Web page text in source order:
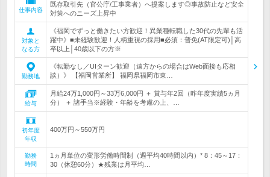
仕事内容
既存取引先（官公庁/工事業者）へ提案します◎事故防止など安全
対策へのニーズ上昇中
対象と
なる方
《福岡でずっと働きたい方歓迎！異業種転職した30代の先輩も活
躍中》■未経験歓迎！人柄重視の採用■必須：普免(AT限定可)│高
卒以上│40歳以下の方※
勤務地
《転勤なし／UIターン歓迎（遠方からの場合はWeb面接も応相
談）》 【福岡営業所】 福岡県福岡市東…
給与
月給24万1,000円～33万6,000円 ＋ 賞与年2回（昨年度実績5ヵ月
分） ＋ 諸手当※経験・年齢を考慮の上、…
初年度
年収
400万円～550万円
勤務
時間
1ヵ月単位の変形労働時間制（週平均40時間以内）* 8：45～17：
30（休憩60分）★残業は月平均…